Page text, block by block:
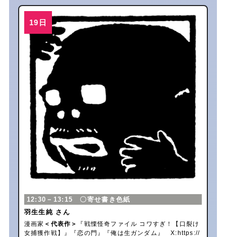
12:30－13:15 〇寄せ書き色紙
羽生生純 さん
漫画家 ＜代表作＞
『戦慄怪奇ファイル コワすぎ！【口裂け
女捕獲作戦】』『恋の門』『俺は生ガンダム』 X:https://